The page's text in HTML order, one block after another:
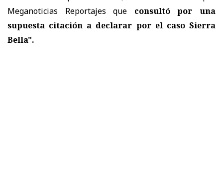
Meganoticias Reportajes que consultó por una
supuesta citación a declarar por el caso Sierra
Bella".